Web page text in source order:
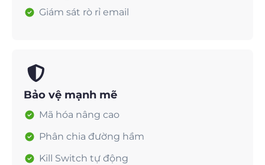
Giám sát rò rỉ email
Bảo vệ mạnh mẽ
Mã hóa nâng cao
Phân chia đường hầm
Kill Switch tự động